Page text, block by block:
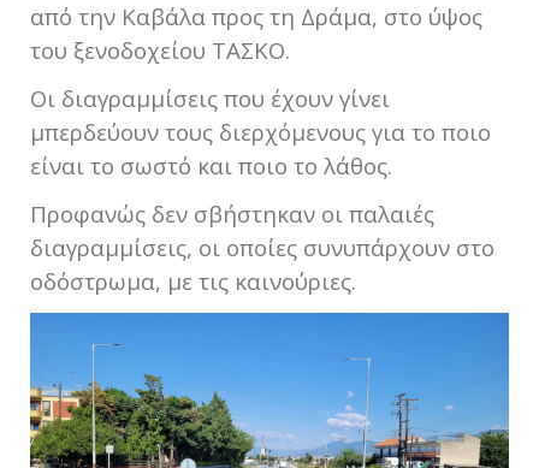
από την Καβάλα προς τη Δράμα, στο ύψος
του ξενοδοχείου ΤΑΣΚΟ.
Οι διαγραμμίσεις που έχουν γίνει
μπερδεύουν τους διερχόμενους για το ποιο
είναι το σωστό και ποιο το λάθος.
Προφανώς δεν σβήστηκαν οι παλαιές
διαγραμμίσεις, οι οποίες συνυπάρχουν στο
οδόστρωμα, με τις καινούριες.